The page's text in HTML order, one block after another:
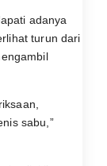
adanya
turun dari
sabu,”